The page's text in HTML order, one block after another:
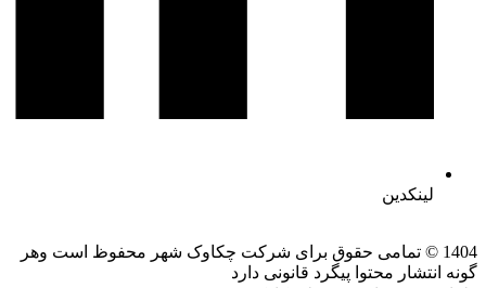
لینکدین
1404 © تمامی حقوق برای شرکت چکاوک شهر محفوظ است وهر
گونه انتشار محتوا پیگرد قانونی دارد